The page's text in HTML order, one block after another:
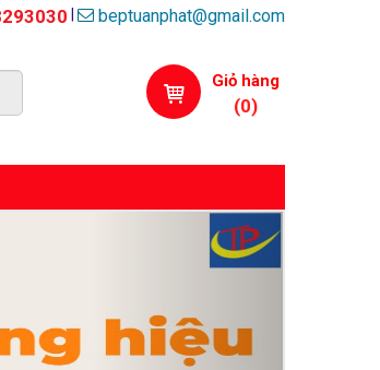
beptuanphat@gmail.com
Giỏ hàng
(0)
Next